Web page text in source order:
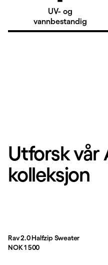
UV- og
vannbestandig
Utforsk vår
kolleksjon
Rav 2.0 Halfzip Sweater
Pris:
NOK 1 500